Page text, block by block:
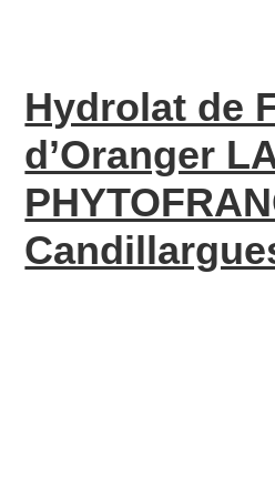
Hydrolat de
d’Oranger